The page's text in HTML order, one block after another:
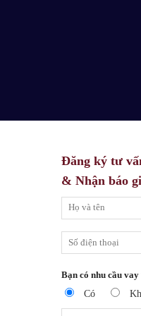
Đăng ký tư
& Nhận báo
Bạn có nhu cầu
Có